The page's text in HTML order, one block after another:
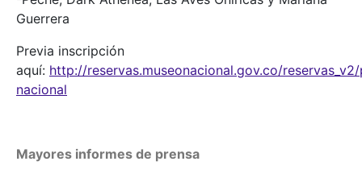
Guerrera
Previa inscripción
aquí: http://reservas.museonacional.gov.co/
nacional
Mayores informes de prensa